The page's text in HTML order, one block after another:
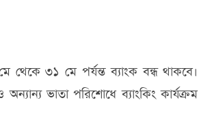
থেকে ৩১ মে পর্যন্ত ব্যাংক বন্ধ থাকবে।
ভাতা পরিশোধে ব্যাংকিং কার্যক্রম